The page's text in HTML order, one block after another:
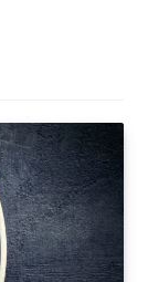
en France